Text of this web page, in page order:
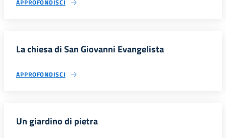
APPROFONDISCI
La chiesa di San Giovanni Evangelista
APPROFONDISCI
Un giardino di pietra